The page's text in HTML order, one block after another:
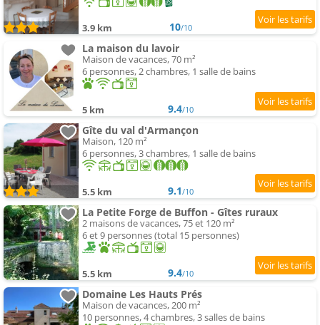
3.9 km 10/10
La maison du lavoir
Maison de vacances, 70 m²
6 personnes, 2 chambres, 1 salle de bains
5 km 9.4/10
Gîte du val d'Armançon
Maison, 120 m²
6 personnes, 3 chambres, 1 salle de bains
5.5 km 9.1/10
La Petite Forge de Buffon - Gîtes ruraux
2 maisons de vacances, 75 et 120 m²
6 et 9 personnes (total 15 personnes)
5.5 km 9.4/10
Domaine Les Hauts Prés
Maison de vacances, 200 m²
10 personnes, 4 chambres, 3 salles de bains